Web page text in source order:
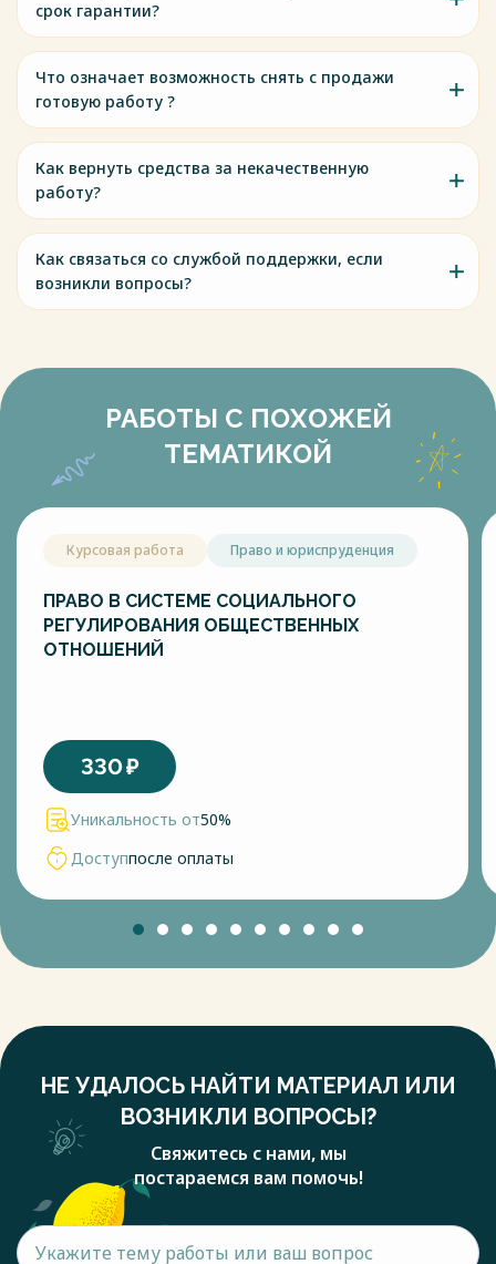
срок гарантии?
Что означает возможность снять с продажи
готовую работу ?
Как вернуть средства за некачественную
работу?
Как связаться со службой поддержки, если
возникли вопросы?
РАБОТЫ С ПОХОЖЕЙ
ТЕМАТИКОЙ
Курсовая работа Право и юриспруденция
ПРАВО В СИСТЕМЕ СОЦИАЛЬНОГО
РЕГУЛИРОВАНИЯ ОБЩЕСТВЕННЫХ
ОТНОШЕНИЙ
330₽
Уникальность от50%
Доступпосле оплаты
НЕ УДАЛОСЬ НАЙТИ МАТЕРИАЛ ИЛИ
ВОЗНИКЛИ ВОПРОСЫ?
Свяжитесь с нами, мы
постараемся вам помочь!